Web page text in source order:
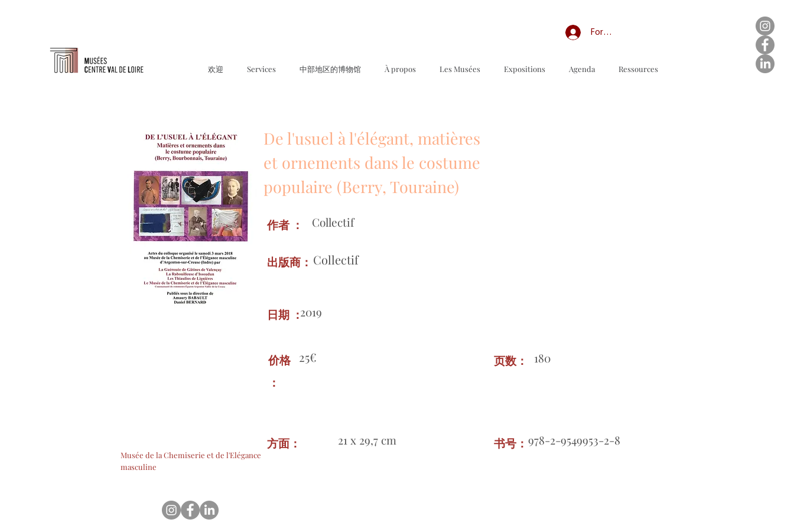
Forum professionnel/My Groups
欢迎 Services 中部地区的博物馆 À propos Les Musées Expositions Agenda Ressources
De l'usuel à l'élégant, matières
et ornements dans le costume
populaire (Berry, Touraine)
作者 ： Collectif
Collectif
出版商：
2019
日期 ：
25€
价格
：
180
页数：
Musée de la Chemiserie et de l'Elégance
masculine
21 x 29,7 cm
方面： 978-2-9549953-2-8
书号：